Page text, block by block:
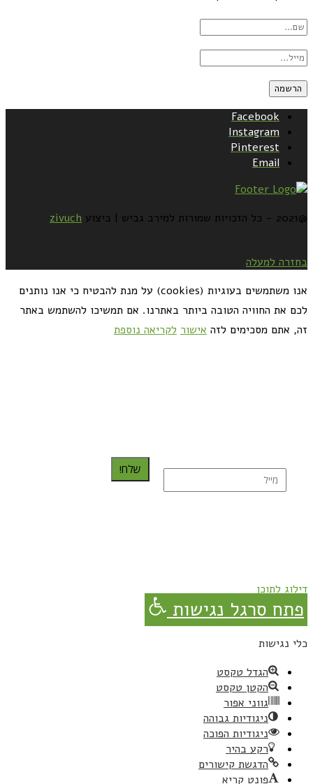
Facebook
Instagram
Pinterest
Email
@2021 - כל הזכויות שמורות למירב גביש | ביצוע zivuch
בחזרה למעלה
אנו משתמשים בעוגיות (cookies) על מנת להבטיח כי אנו נותנים
לכם את החוויה הטובה ביותר באתרנו. אם תמשיכו להשתמש באתר
זה, אתם מסכימים לזה אישור לקריאה נוספת
שלח!
דילוג לתוכן
פתח סרגל נגישות
כלי נגישות
הגדל טקסט
הקטן טקסט
גווני אפור
ניגודיות גבוהה
ניגודיות הפוכה
רקע בהיר
הדגשת קישורים
פונט קריא